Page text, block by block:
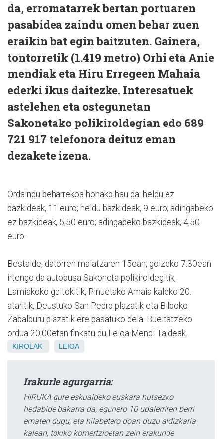
da, erromatarrek bertan portuaren
pasabidea zaindu omen behar zuen
eraikin bat egin baitzuten. Gainera,
tontorretik (1.419 metro) Orhi eta Anie
mendiak eta Hiru Erregeen Mahaia
ederki ikus daitezke. Interesatuek
astelehen eta ostegunetan
Sakonetako polikiroldegian edo 689
721 917 telefonora deituz eman
dezakete izena.
Ordaindu beharrekoa honako hau da: heldu ez
bazkideak, 11 euro; heldu bazkideak, 9 euro; adingabeko
ez bazkideak, 5,50 euro; adingabeko bazkideak, 4,50
euro.
Bestalde, datorren maiatzaren 15ean, goizeko 7:30ean
irtengo da autobusa Sakoneta polikiroldegitik,
Lamiakoko geltokitik, Pinuetako Amaia kaleko 20.
ataritik, Deustuko San Pedro plazatik eta Bilboko
Zabalburu plazatik ere pasatuko dela. Bueltatzeko
ordua 20:00etan finkatu du Leioa Mendi Taldeak.
KIROLAK LEIOA
Irakurle agurgarria:
HIRUKA gure eskualdeko euskara hutsezko
hedabide bakarra da; egunero 10 udalerriren berri
ematen dugu, eta hilabetero doan duzu aldizkaria
kalean, tokiko komertzioetan zein erakunde